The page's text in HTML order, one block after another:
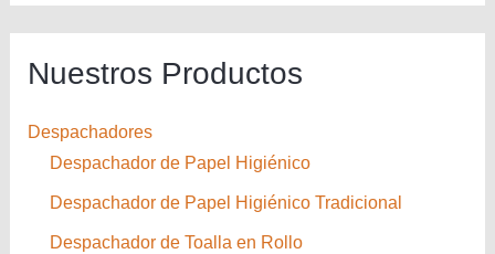
Nuestros Productos
Despachadores
Despachador de Papel Higiénico
Despachador de Papel Higiénico Tradicional
Despachador de Toalla en Rollo